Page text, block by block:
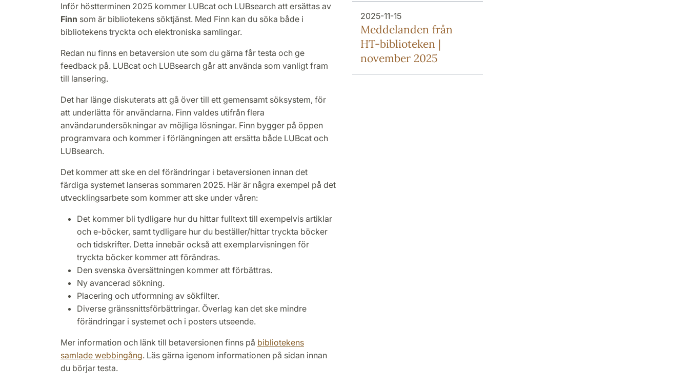
Inför höstterminen 2025 kommer LUBcat och LUBsearch att ersättas av
Finn som är bibliotekens söktjänst. Med Finn kan du söka både i
bibliotekens tryckta och elektroniska samlingar.
Redan nu finns en betaversion ute som du gärna får testa och ge
feedback på. LUBcat och LUBsearch går att använda som vanligt fram
till lansering.
Det har länge diskuterats att gå över till ett gemensamt söksystem, för
att underlätta för användarna. Finn valdes utifrån flera
användarundersökningar av möjliga lösningar. Finn bygger på öppen
programvara och kommer i förlängningen att ersätta både LUBcat och
LUBsearch.
Det kommer att ske en del förändringar i betaversionen innan det
färdiga systemet lanseras sommaren 2025. Här är några exempel på det
utvecklingsarbete som kommer att ske under våren:
Det kommer bli tydligare hur du hittar fulltext till exempelvis artiklar
och e-böcker, samt tydligare hur du beställer/hittar tryckta böcker
och tidskrifter. Detta innebär också att exemplarvisningen för
tryckta böcker kommer att förändras.
Den svenska översättningen kommer att förbättras.
Ny avancerad sökning.
Placering och utformning av sökfilter.
Diverse gränssnittsförbättringar. Överlag kan det ske mindre
förändringar i systemet och i posters utseende.
Mer information och länk till betaversionen finns på bibliotekens
samlade webbingång. Läs gärna igenom informationen på sidan innan
du börjar testa.
2025-11-15
Meddelanden från
HT-biblioteken |
november 2025